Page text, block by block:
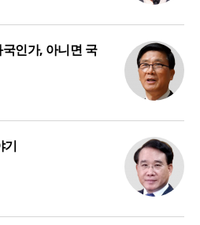
인가, 아니면 국
기